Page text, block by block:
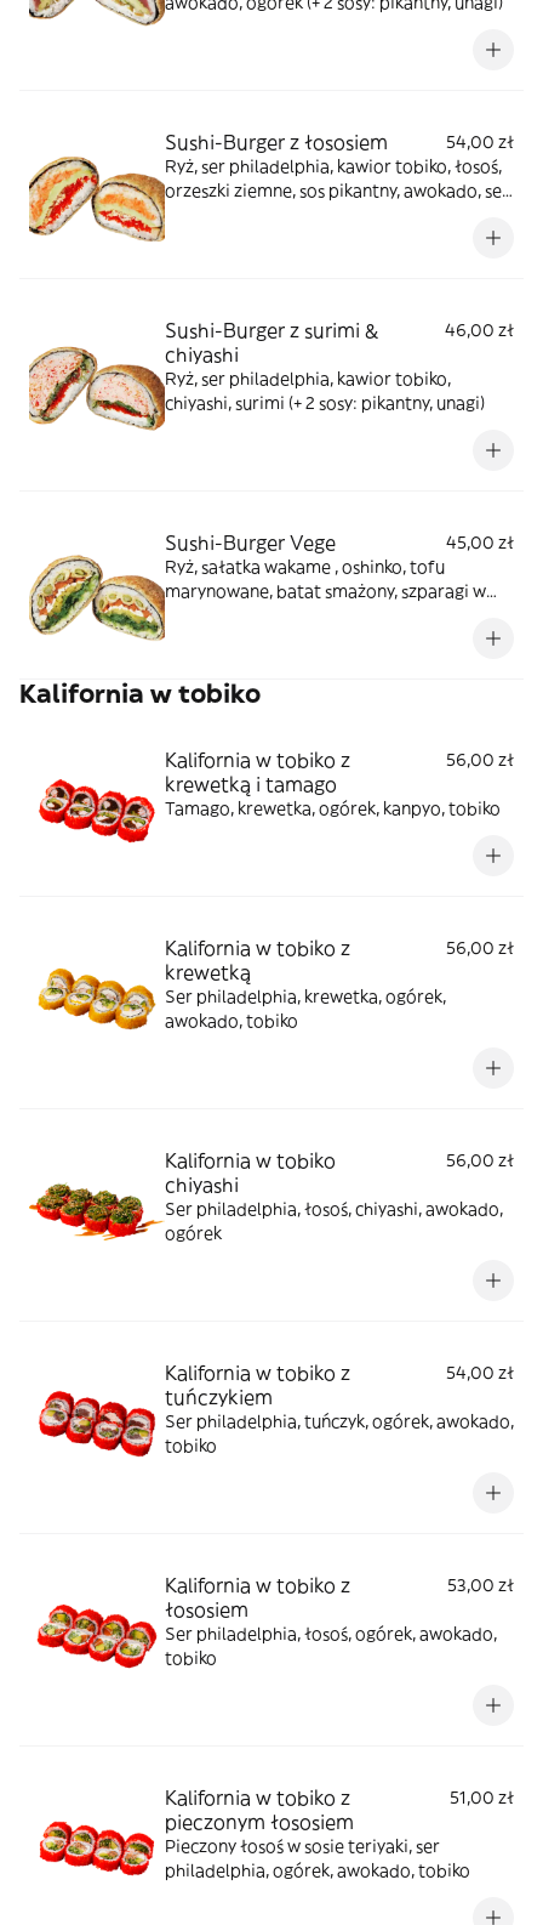
Sushi-Burger z łososiem
54,00 zł
Ryż, ser philadelphia, kawior tobiko, łosoś,
orzeszki ziemne, sos pikantny, awokado, ser
Sushi-Burger z surimi &
chiyashi
46,00 zł
Ryż, ser philadelphia, kawior tobiko,
chiyashi, surimi (+ 2 sosy: pikantny, unagi)
Sushi-Burger Vege
45,00 zł
Ryż, sałatka wakame , oshinko, tofu
marynowane, batat smażony, szparagi w
Kalifornia w tobiko
Kalifornia w tobiko z
krewetką i tamago
56,00 zł
Tamago, krewetka, ogórek, kanpyo, tobiko
Kalifornia w tobiko z
krewetką
56,00 zł
Ser philadelphia, krewetka, ogórek,
awokado, tobiko
Kalifornia w tobiko
chiyashi
56,00 zł
Ser philadelphia, łosoś, chiyashi, awokado,
ogórek
Kalifornia w tobiko z
tuńczykiem
54,00 zł
Ser philadelphia, tuńczyk, ogórek, awokado,
tobiko
Kalifornia w tobiko z
łososiem
53,00 zł
Ser philadelphia, łosoś, ogórek, awokado,
tobiko
Kalifornia w tobiko z
pieczonym łososiem
51,00 zł
Pieczony łosoś w sosie teriyaki, ser
philadelphia, ogórek, awokado, tobiko